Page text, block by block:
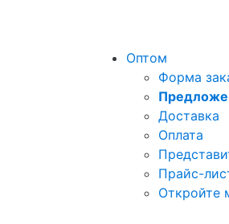
Оптом
Форма
Доставка
Оплата
Прайс-
Откройте